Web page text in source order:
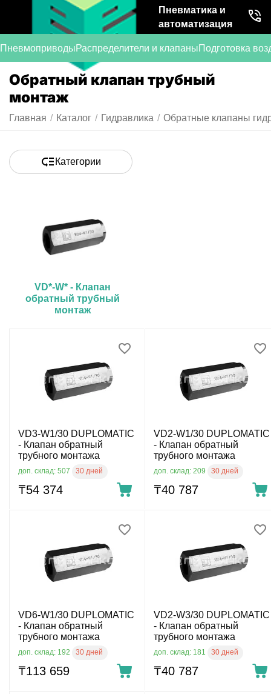
Пневматика и
автоматизация
ПневмоприводыРаспределители и клапаныПодготовка
Обратный клапан трубный
монтаж
Главная / Каталог / Гидравлика / Обратные клапаны
Категории
VD*-W* - Клапан
обратный трубный
монтаж
VD3-W1/30 DUPLOMATIC
- Клапан обратный
трубного монтажа
доп. склад: 507 30 дней
₸54 374
VD2-W1/30 DUPLOMATIC
- Клапан обратный
трубного монтажа
доп. склад: 209 30 дней
₸40 787
VD6-W1/30 DUPLOMATIC
- Клапан обратный
трубного монтажа
доп. склад: 192 30 дней
₸113 659
VD2-W3/30 DUPLOMATIC
- Клапан обратный
трубного монтажа
доп. склад: 181 30 дней
₸40 787